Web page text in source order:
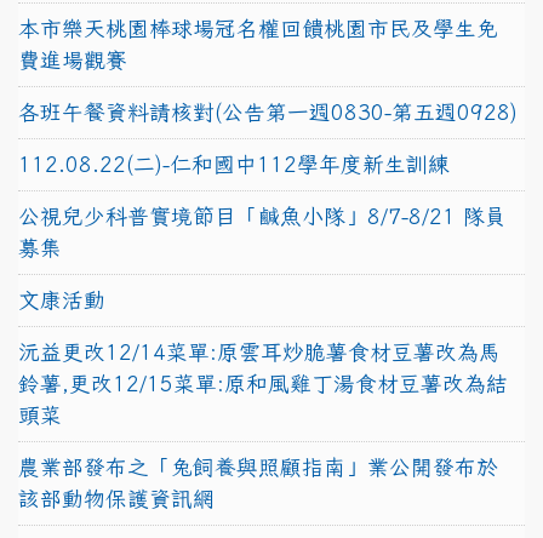
本市樂天桃園棒球場冠名權回饋桃園市民及學生免
費進場觀賽
各班午餐資料請核對(公告第一週0830-第五週0928)
112.08.22(二)-仁和國中112學年度新生訓練
公視兒少科普實境節目「鹹魚小隊」8/7-8/21 隊員
募集
文康活動
沅益更改12/14菜單:原雲耳炒脆薯食材豆薯改為馬
鈴薯,更改12/15菜單:原和風雞丁湯食材豆薯改為結
頭菜
農業部發布之「兔飼養與照顧指南」業公開發布於
該部動物保護資訊網